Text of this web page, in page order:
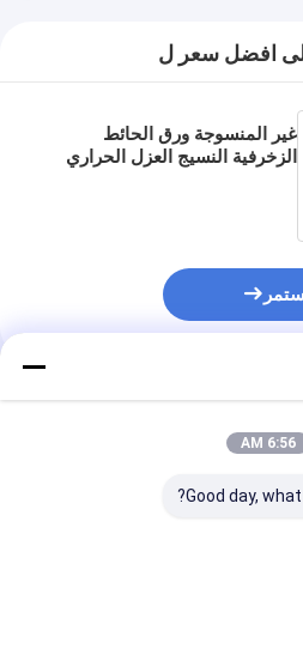
افضل سعر ل
غير المنسوجة ورق الحائط
الزخرفية النسيج العزل الحراري
استمر
6:56 AM
Good day,